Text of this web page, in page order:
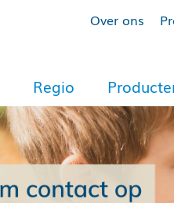
Over ons
Regio